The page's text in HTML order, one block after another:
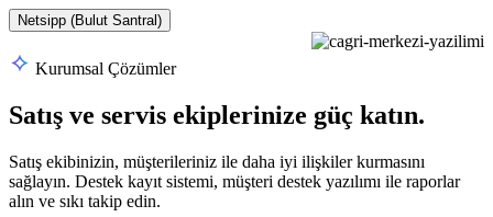
Netsipp (Bulut Santral)
Kurumsal Çözümler
Satış ve servis ekiplerinize güç katın.
Satış ekibinizin, müşterileriniz ile daha iyi ilişkiler kurmasını
sağlayın. Destek kayıt sistemi, müşteri destek yazılımı ile raporlar
alın ve sıkı takip edin.